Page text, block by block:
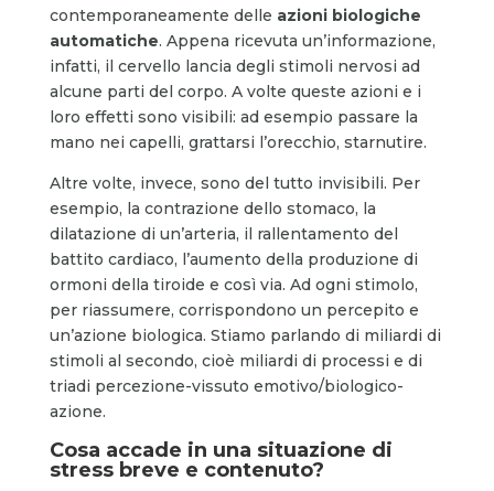
contemporaneamente delle azioni biologiche
automatiche. Appena ricevuta un’informazione,
infatti, il cervello lancia degli stimoli nervosi ad
alcune parti del corpo. A volte queste azioni e i
loro effetti sono visibili: ad esempio passare la
mano nei capelli, grattarsi l’orecchio, starnutire.
Altre volte, invece, sono del tutto invisibili. Per
esempio, la contrazione dello stomaco, la
dilatazione di un’arteria, il rallentamento del
battito cardiaco, l’aumento della produzione di
ormoni della tiroide e così via. Ad ogni stimolo,
per riassumere, corrispondono un percepito e
un’azione biologica. Stiamo parlando di miliardi di
stimoli al secondo, cioè miliardi di processi e di
triadi percezione-vissuto emotivo/biologico-
azione.
Cosa accade in una situazione di
stress breve e contenuto?